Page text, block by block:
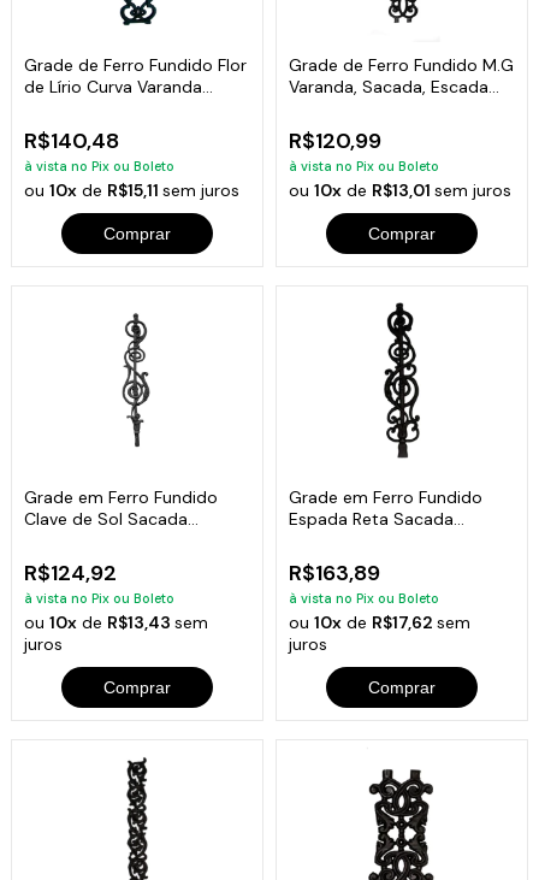
Grade de Ferro Fundido Flor
de Lírio Curva Varanda
R$140,48
à vista no Pix ou Boleto
ou10x de R$15,11sem juros
Comprar
Grade de Ferro Fundido M.G
Varanda, Sacada, Escada
R$120,99
à vista no Pix ou Boleto
ou 10xde R$13,01 sem juros
Comprar
Grade em Ferro Fundido
Clave de Sol Sacada
R$124,92
à vista no Pix ou Boleto
ou10x de R$13,43sem
juros
Comprar
Grade em Ferro Fundido
Espada Reta Sacada
R$163,89
à vista no Pix ou Boleto
ou 10xde R$17,62 sem
juros
Comprar